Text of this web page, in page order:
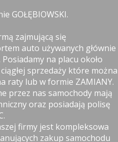
GOŁĘBIOWSKI.
zajmującą się
auto używanych głównie
na placu około
sprzedaży które można
raty lub w formie ZAMIANY.
przez nas samochody mają
oraz posiadają polisę
firmy jest kompleksowa
zakup samochodu